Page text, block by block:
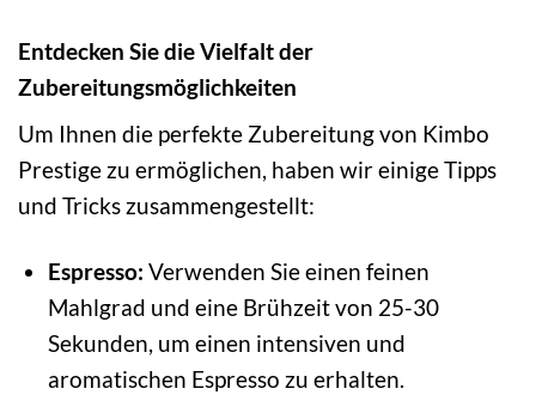
Entdecken Sie die Vielfalt der
Zubereitungsmöglichkeiten
Um Ihnen die perfekte Zubereitung von Kimbo
Prestige zu ermöglichen, haben wir einige Tipps
und Tricks zusammengestellt:
Espresso: Verwenden Sie einen feinen
Mahlgrad und eine Brühzeit von 25-30
Sekunden, um einen intensiven und
aromatischen Espresso zu erhalten.